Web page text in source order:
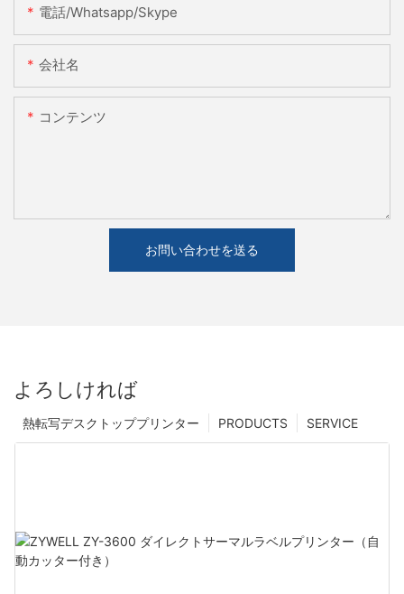
電話/whatsapp/skype
会社名
コンテンツ
お問い合わせを送る
よろしければ
SERVICE
PRODUCTS
熱転写デスクトッププリンター